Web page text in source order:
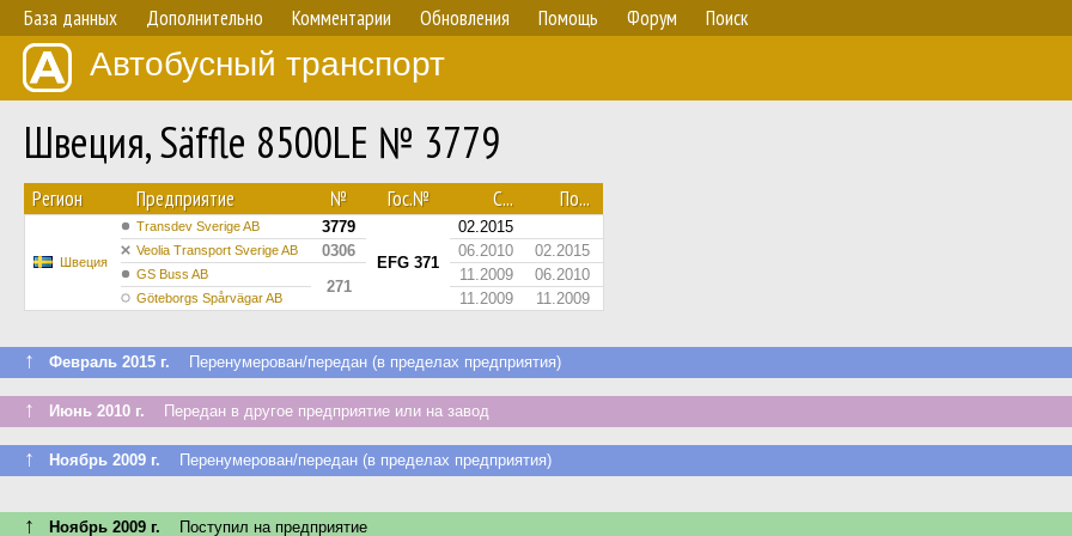
База данных Дополнительно Комментарии Обновления Помощь Форум Поиск
Автобусный транспорт
Швеция, Säffle 8500LE № 3779
Регион Предприятие № Гос.№ С... По...
Швеция
Transdev Sverige AB
3779
EFG 371
02.2015
Veolia Transport Sverige AB 0306 06.2010 02.2015
GS Buss AB
271
11.2009 06.2010
Göteborgs Spårvägar AB 11.2009 11.2009
↑ Февраль 2015 г. Перенумерован/передан (в пределах предприятия)
↑ Июнь 2010 г. Передан в другое предприятие или на завод
↑ Ноябрь 2009 г. Перенумерован/передан (в пределах предприятия)
↑ Ноябрь 2009 г. Поступил на предприятие